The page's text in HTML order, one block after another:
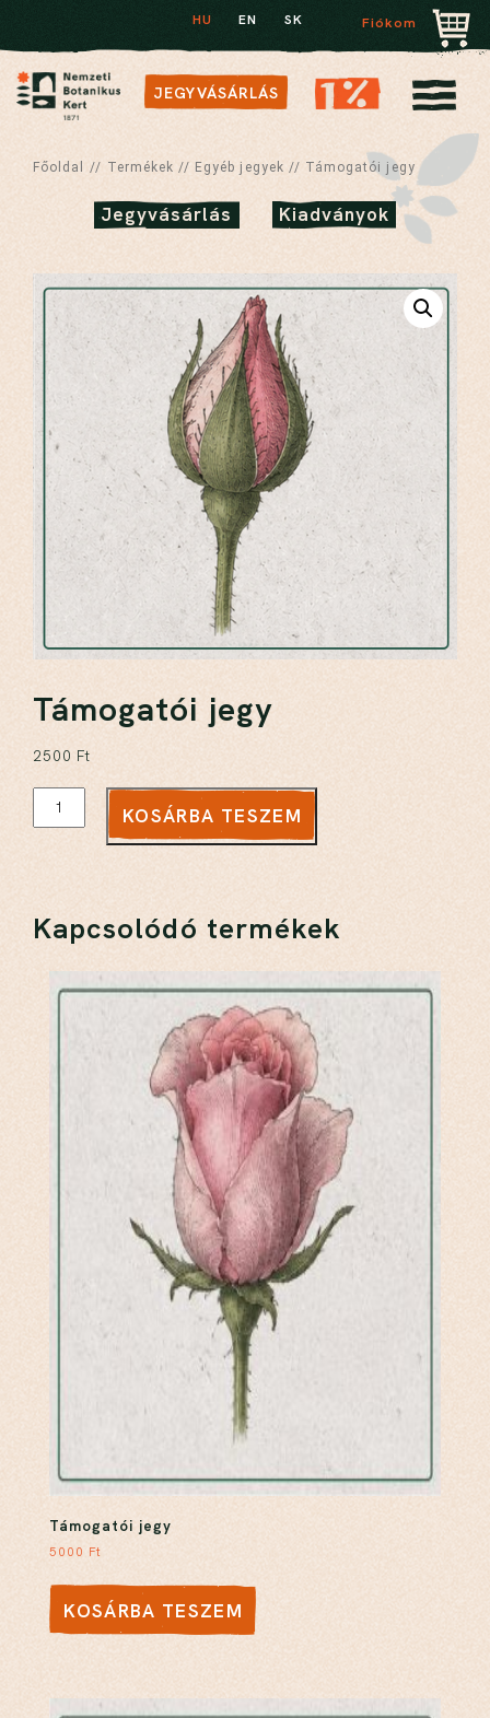
HU EN SK Fiókom
JEGYVÁSÁRLÁS
Főoldal // Termékek // Egyéb jegyek // Támogatói jegy
Jegyvásárlás Kiadványok
Támogatói jegy
2500 Ft
KOSÁRBA TESZEM
Kapcsolódó termékek
Támogatói jegy
5000 Ft
KOSÁRBA TESZEM